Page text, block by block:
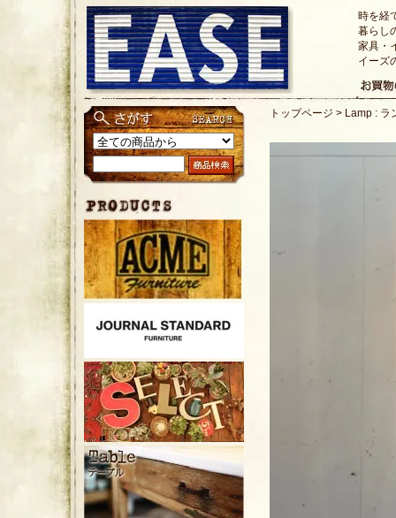
時を経
暮らし
家具・
イーズ
トップページ > Lamp : ラ